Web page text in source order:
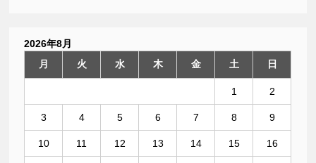
2026年8月
月
火 水 木 金 土 日
1 2
3 4 5 6 7 8 9
10 11 12 13 14 15 16